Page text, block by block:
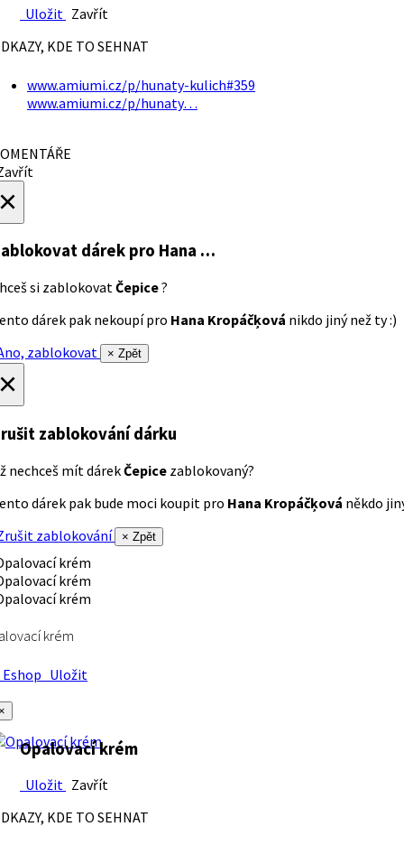
Uložit Zavřít
KDE TO SEHNAT
www.amiumi.cz/p/hunaty-kulich#359
www.amiumi.cz/p/hunaty…
dárek pro Hana …
si zablokovatČepice?
dárek pak nekoupí pro Hana Kropáčķová nikdo jiný než ty :)
zablokovat
× Zpět
zablokování dárku
nechceš mít dárekČepice zablokovaný?
dárek pak bude moci koupit pro Hana Kropáčķová někdo
zablokování
× Zpět
krém
Uložit
Opalovací krém
Uložit Zavřít
KDE TO SEHNAT